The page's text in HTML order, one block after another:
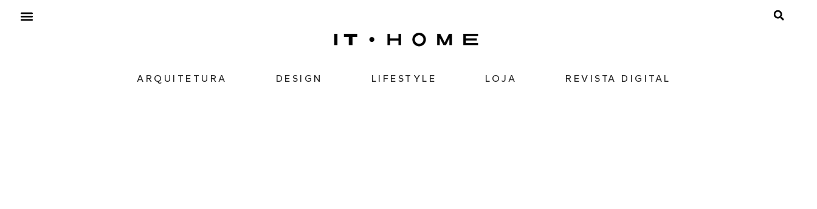
ARQUITETURA DESIGN LIFESTYLE LOJA REVISTA DIGITAL